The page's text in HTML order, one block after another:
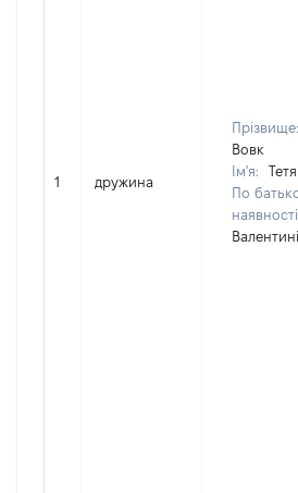
1 дружина
Прізвище:
Вовк
Ім'я:
По